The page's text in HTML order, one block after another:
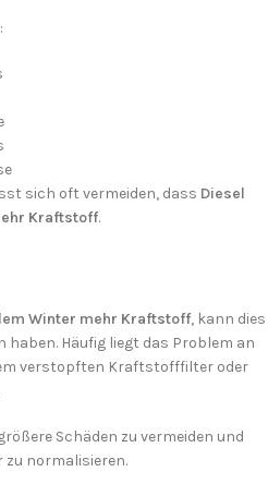
sich oft vermeiden, dass Diesel
Kraftstoff.
Winter mehr Kraftstoff, kann dies
Häufig liegt das Problem an
verstopften Kraftstofffilter oder
Schäden zu vermeiden und
normalisieren.